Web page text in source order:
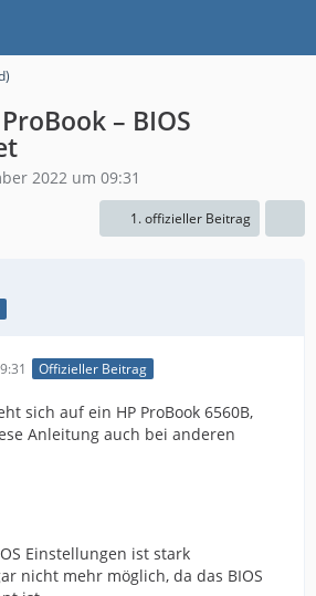
– BIOS
2022 um 09:31
1. offizieller Beitrag
Offizieller Beitrag
sich auf ein HP ProBook 6560B,
Anleitung auch bei anderen
Einstellungen ist stark
nicht mehr möglich, da das BIOS